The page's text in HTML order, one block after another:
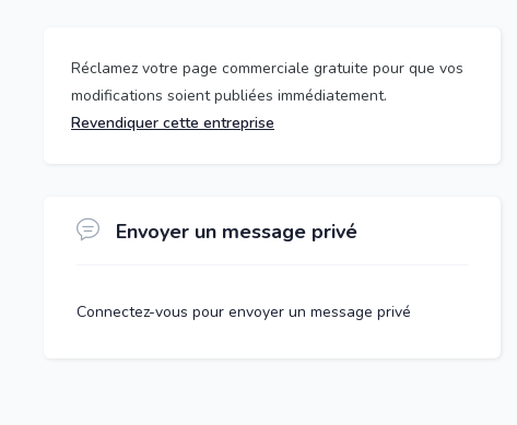
Réclamez votre page commerciale gratuite pour que vos
modifications soient publiées immédiatement.
Revendiquer cette entreprise
Envoyer un message privé
Connectez-vous pour envoyer un message privé